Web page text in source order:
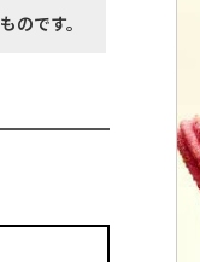
ものです。